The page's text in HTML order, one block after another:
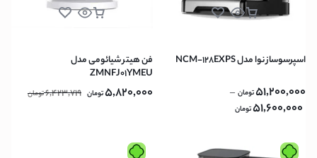
اسپرسوساز نوا مدل NCM-128EXPS
51,200,000تومان –
51,600,000تومان
فن هیتر شیائومی مدل
ZMNFJ01YMEU
5,820,000تومان 6,423,719تومان